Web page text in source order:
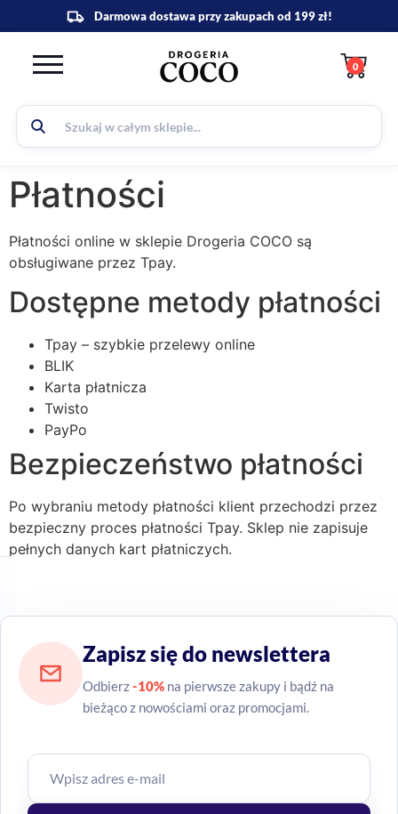
0
Płatności
Płatności online w sklepie Drogeria COCO są
obsługiwane przez Tpay.
Dostępne metody płatności
Tpay – szybkie przelewy online
BLIK
Karta płatnicza
Twisto
PayPo
Bezpieczeństwo płatności
Po wybraniu metody płatności klient przechodzi przez
bezpieczny proces płatności Tpay. Sklep nie zapisuje
pełnych danych kart płatniczych.
Zapisz się do newslettera
Odbierz-10% na pierwsze zakupy i bądź na
bieżąco z nowościami oraz promocjami.